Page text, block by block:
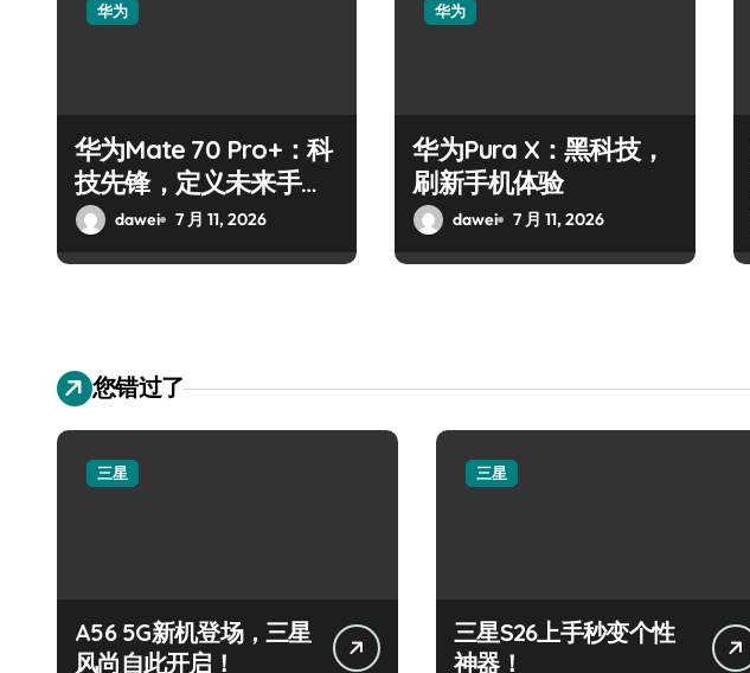
华为
华为Mate 70 Pro+：科
技先锋，定义未来手机
新高度
dawei 7 月 11, 2026
华为
华为Pura X：黑科技，
刷新手机体验
dawei 7 月 11, 2026
您错过了
三星
A56 5G新机登场，三星
风尚自此开启！
三星
三星S26上手秒变个性
神器！